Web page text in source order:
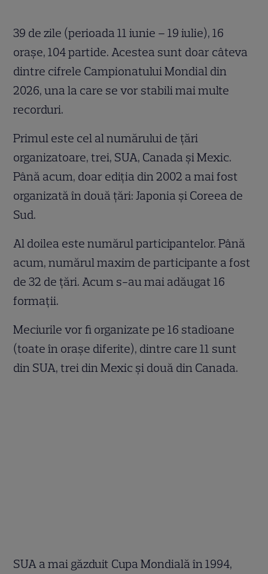
39 de zile (perioada 11 iunie – 19 iulie), 16
orașe, 104 partide. Acestea sunt doar câteva
dintre cifrele Campionatului Mondial din
2026, una la care se vor stabili mai multe
recorduri.
Primul este cel al numărului de țări
organizatoare, trei, SUA, Canada și Mexic.
Până acum, doar ediția din 2002 a mai fost
organizată în două țări: Japonia și Coreea de
Sud.
Al doilea este numărul participantelor. Până
acum, numărul maxim de participante a fost
de 32 de țări. Acum s-au mai adăugat 16
formații.
Meciurile vor fi organizate pe 16 stadioane
(toate în orașe diferite), dintre care 11 sunt
din SUA, trei din Mexic și două din Canada.
SUA a mai găzduit Cupa Mondială în 1994,